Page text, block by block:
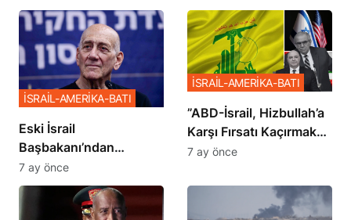
Eski İsrail
Başbakanı’ndan
Netanyahu’ya Ağır
Sözler
İSRAİL-AMERİKA-BATI
7 ay önce
​​​​​​​”ABD-İsrail, Hizbullah’a
Karşı Fırsatı Kaçırmak
İstemiyor”
İSRAİL-AMERİKA-BATI
7 ay önce